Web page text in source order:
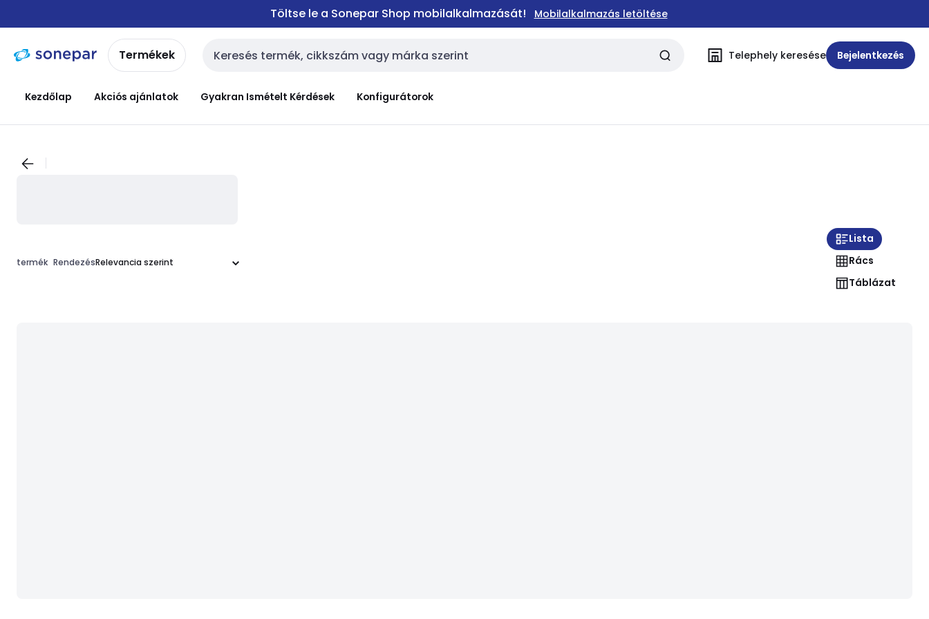
navigációhoztartalomra
Töltse le a Sonepar Shop mobilalkalmazását! Mobilalkalmazás letöltése
Termékek Keresési bemenet Telephely keresése Bejelentkezés
Kezdőlap Akciós ajánlatok Gyakran Ismételt Kérdések Konfigurátorok
termék Rendezés
Lista
Rács
Táblázat